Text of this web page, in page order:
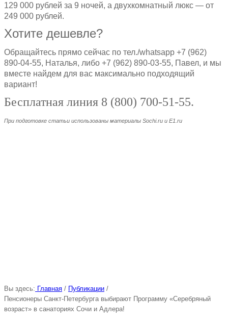
129 000 рублей за 9 ночей, а двухкомнатный люкс — от
249 000 рублей.
Хотите дешевле?
Обращайтесь прямо сейчас по тел./whatsapp +7 (962)
890-04-55, Наталья, либо +7 (962) 890-03-55, Павел, и мы
вместе найдем для вас максимально подходящий
вариант!
Бесплатная линия 8 (800) 700-51-55.
При подготовке статьи использованы материалы Sochi.ru и E1.ru
Вы здесь: Главная / Публикации /
Пенсионеры Санкт-Петербурга выбирают Программу «Серебряный
возраст» в санаториях Сочи и Адлера!